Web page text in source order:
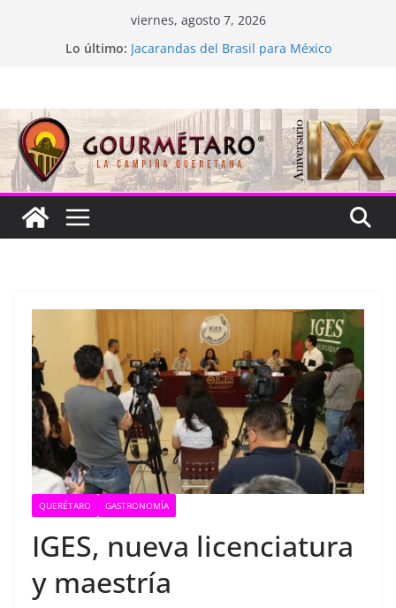
viernes, agosto 7, 2026
Lo último: La “plastinación” está de luto
Jacarandas del Brasil para México
Queretablues vuelve a latir
QUERÉTARO GASTRONOMÍA
IGES, nueva licenciatura
y maestría